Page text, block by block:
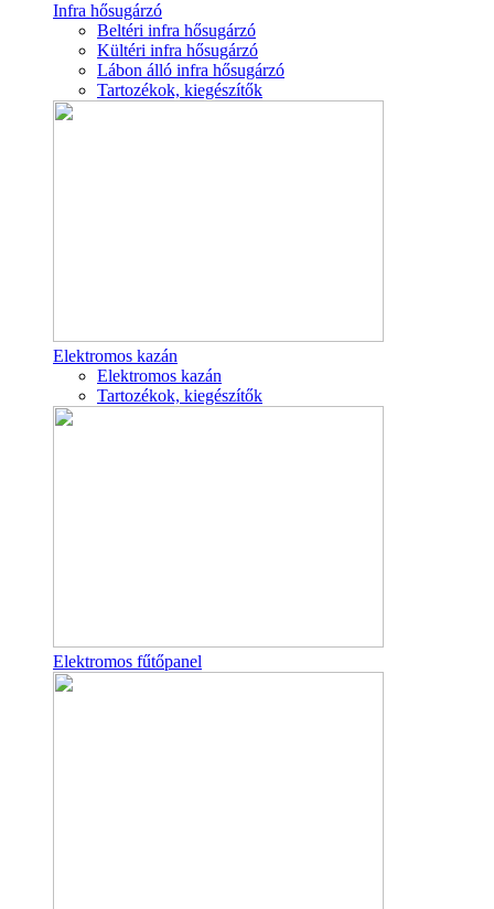
Infra hősugárzó
Beltéri infra hősugárzó
Kültéri infra hősugárzó
Lábon álló infra hősugárzó
Tartozékok, kiegészítők
Elektromos kazán
Elektromos kazán
Tartozékok, kiegészítők
Elektromos fűtőpanel